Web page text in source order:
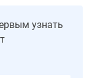
узнать